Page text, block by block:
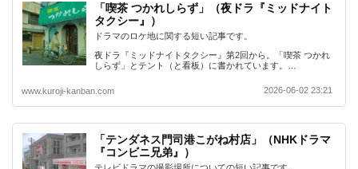
「喫茶 つかれしらず」（夜ドラ『ミッドナイト
タクシー』）
ドラマのロケ地に関する短い記事です。
夜ドラ『ミッドナイトタクシー』第2回から。「喫茶 つかれ
しらず」とテント（と看板）に書かれています。…
www.kuroji-kanban.com 2026-06-02 23:21
「テンダネス門司港こがね村店」（NHKドラマ
『コンビニ兄弟』）